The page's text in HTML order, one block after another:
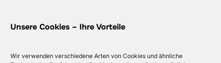
Unsere Cookies – Ihre Vorteile
Wir verwenden verschiedene Arten von Cookies und ähnliche
Copyright © 2026 TDG - Exzellenter TeleSales-Job